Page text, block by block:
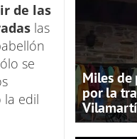
de las
las
se
la edil
Miles de
por la